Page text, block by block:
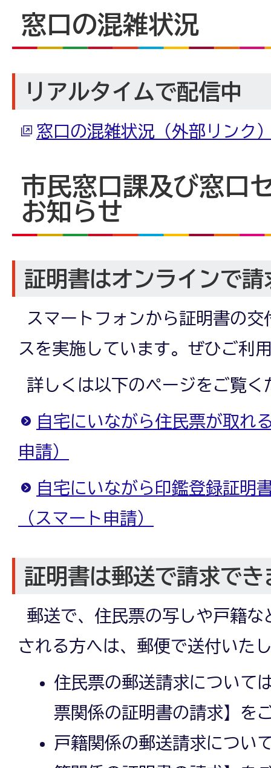
窓口の混雑状況
リアルタイムで配信中
窓口の混雑状況（外部リンク
市民窓口課及び窓口
お知らせ
証明書はオンラインで請
スマートフォンから証明書の交
スを実施しています。ぜひご利
詳しくは以下のページをご覧く
自宅にいながら住民票が取れ
申請）
自宅にいながら印鑑登録証明
（スマート申請）
証明書は郵送で請求でき
郵送で、住民票の写しや戸籍な
される方へは、郵便で送付いた
住民票の郵送請求について
票関係の証明書の請求】を
戸籍関係の郵送請求につい